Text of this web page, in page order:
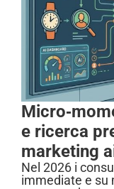
e ricerca
marketing
Nel 2026 i
immediate e su